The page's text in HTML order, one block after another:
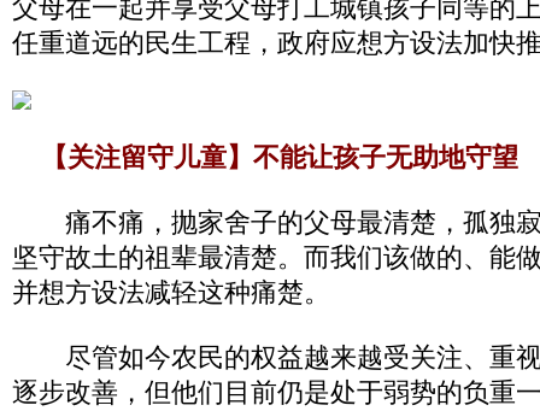
父母在一起并享受父母打工城镇孩子同等的
任重道远的民生工程，政府应想方设法加快
【关注留守儿童】不能让孩子无助地守望
痛不痛，抛家舍子的父母最清楚，孤独
坚守故土的祖辈最清楚。而我们该做的、能
并想方设法减轻这种痛楚。
尽管如今农民的权益越来越受关注、重
逐步改善，但他们目前仍是处于弱势的负重